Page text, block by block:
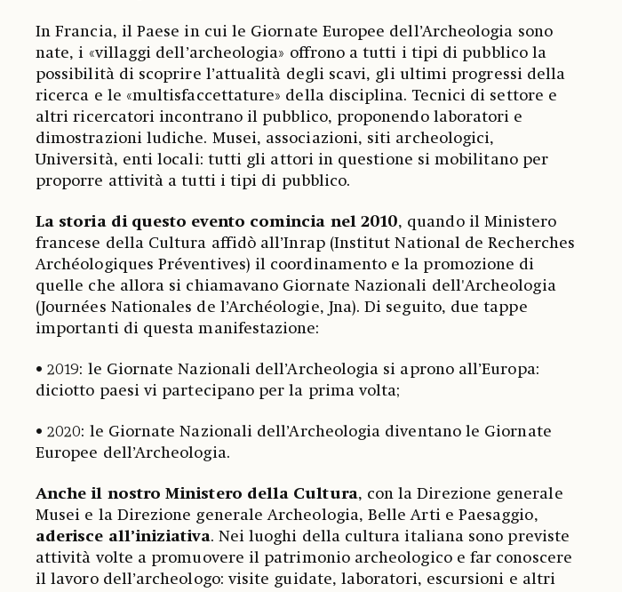
In Francia, il Paese in cui le Giornate Europee dell’Archeologia sono
nate, i «villaggi dell’archeologia» offrono a tutti i tipi di pubblico la
possibilità di scoprire l’attualità degli scavi, gli ultimi progressi della
ricerca e le «multisfaccettature» della disciplina. Tecnici di settore e
altri ricercatori incontrano il pubblico, proponendo laboratori e
dimostrazioni ludiche. Musei, associazioni, siti archeologici,
Università, enti locali: tutti gli attori in questione si mobilitano per
proporre attività a tutti i tipi di pubblico.
La storia di questo evento comincia nel 2010, quando il Ministero
francese della Cultura affidò all’Inrap (Institut National de Recherches
Archéologiques Préventives) il coordinamento e la promozione di
quelle che allora si chiamavano Giornate Nazionali dell'Archeologia
(Journées Nationales de l’Archéologie, Jna). Di seguito, due tappe
importanti di questa manifestazione:
• 2019: le Giornate Nazionali dell’Archeologia si aprono all’Europa:
diciotto paesi vi partecipano per la prima volta;
• 2020: le Giornate Nazionali dell’Archeologia diventano le Giornate
Europee dell’Archeologia.
Anche il nostro Ministero della Cultura, con la Direzione generale
Musei e la Direzione generale Archeologia, Belle Arti e Paesaggio,
aderisce all’iniziativa. Nei luoghi della cultura italiana sono previste
attività volte a promuovere il patrimonio archeologico e far conoscere
il lavoro dell’archeologo: visite guidate, laboratori, escursioni e altri